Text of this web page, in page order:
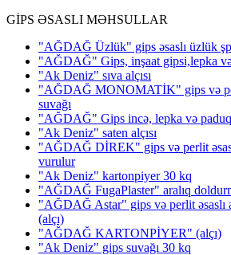
GİPS ƏSASLI MƏHSULLAR
"AĞDAĞ Üzlük" gips əsaslı üzlük
"AĞDAĞ" Gips, inşaat gipsi,lepka
"Ak Deniz" sıva alçısı
"AĞDAĞ MONOMATİK" gips və
suvağı
"AĞDAĞ" Gips incə, lepka və
"Ak Deniz" saten alçısı
"AĞDAĞ DİREK" gips və perlit
vurulur
"Ak Deniz" kartonpiyer 30 kq
"AĞDAĞ FugaPlaster" aralıq
"AĞDAĞ Astar" gips və perlit əsaslı
(alçı)
"AĞDAĞ KARTONPİYER" (alçı)
"Ak Deniz" gips suvağı 30 kq